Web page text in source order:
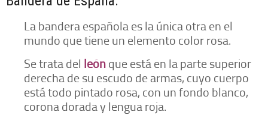
La bandera española es la única otra en el
mundo que tiene un elemento color rosa.
Se trata del leónque está en la parte superior
derecha de su escudo de armas, cuyo cuerpo
está todo pintado rosa, con un fondo blanco,
corona dorada y lengua roja.